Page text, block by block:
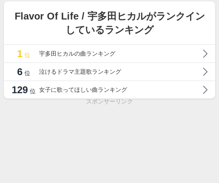
Flavor Of Life / 宇多田ヒカルがランクイン
しているランキング
1 位 宇多田ヒカルの曲ランキング
6 位 泣けるドラマ主題歌ランキング
129 位 女子に歌ってほしい曲ランキング
スポンサーリンク